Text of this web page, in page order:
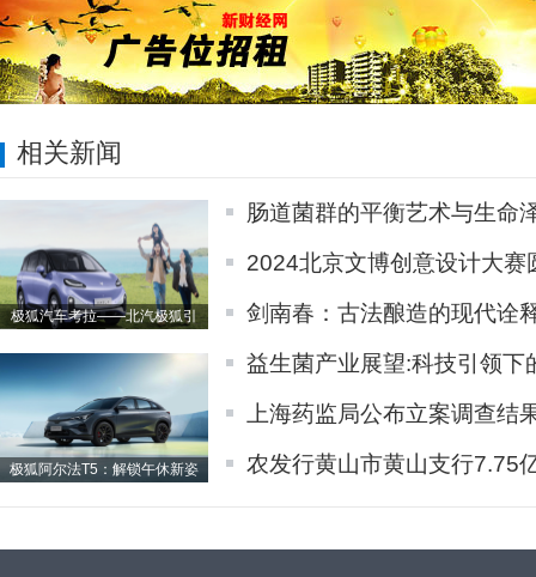
相关新闻
极狐汽车考拉——北汽极狐引
极狐阿尔法T5：解锁午休新姿
肠道菌群的平衡艺术与生命
2024北京文博创意设计大赛
剑南春：古法酿造的现代诠
益生菌产业展望:科技引领下
上海药监局公布立案调查结
农发行黄山市黄山支行7.75